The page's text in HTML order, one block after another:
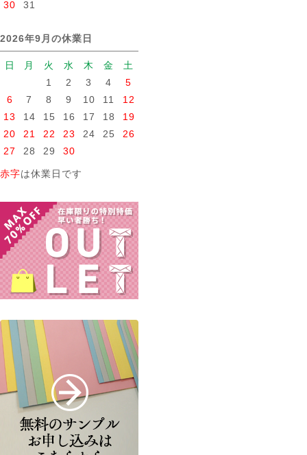
30 31
2026年9月の休業日
日 月 火 水 木 金
土
1
2 3 4
5
6
7 8 9 10 11
12
13
14 15 16 17 18
19
20
21 22 23 24 25
26
27
28 29 30
赤字は休業日です